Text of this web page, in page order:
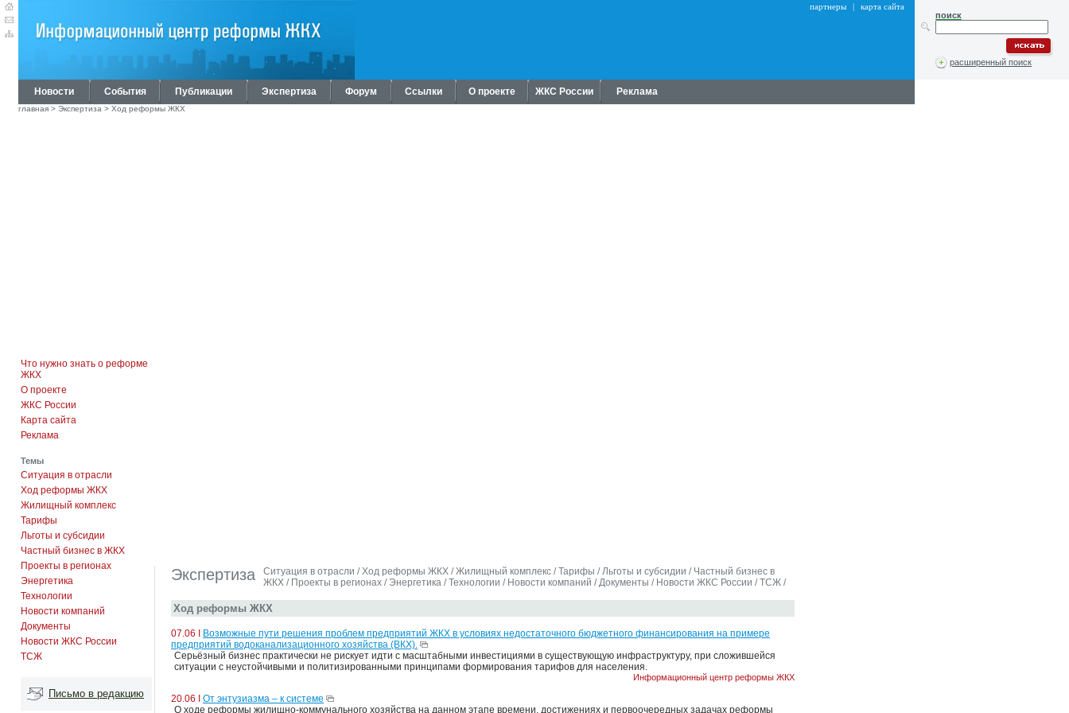
партнеры |
карта сайта
поиск
расширенный поиск
Новости События Публикации Экспертиза Форум Ссылки О проекте ЖКС России Реклама
главная > Экспертиза > Ход реформы ЖКХ
Что нужно знать о реформе
ЖКХ
О проекте
ЖКС России
Карта сайта
Реклама
Темы
Ситуация в отрасли
Ход реформы ЖКХ
Жилищный комплекс
Тарифы
Льготы и субсидии
Частный бизнес в ЖКХ
Проекты в регионах
Энергетика
Технологии
Новости компаний
Документы
Новости ЖКС России
ТСЖ
Письмо в редакцию
Экспертиза Ситуация в отрасли /Ход реформы ЖКХ /Жилищный комплекс /Тарифы /Льготы и субсидии / Частный бизнес в
ЖКХ / Проекты в регионах / Энергетика /Технологии / Новости компаний /Документы / Новости ЖКС России /ТСЖ /
Ход реформы ЖКХ
07.06 I
Возможные пути решения проблем предприятий ЖКХ в условиях недостаточного бюджетного финансирования на примере
предприятий водоканализационного хозяйства (ВКХ).
Серьёзный бизнес практически не рискует идти с масштабными инвестициями в существующую инфраструктуру, при сложившейся
ситуации с неустойчивыми и политизированными принципами формирования тарифов для населения.
Информационный центр реформы ЖКХ
20.06 I От энтузиазма – к системе
О ходе реформы жилищно-коммунального хозяйства на данном этапе времени, достижениях и первоочередных задачах реформы